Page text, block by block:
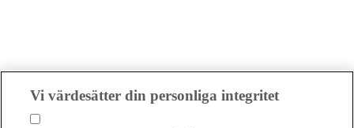
Vi värdesätter din personliga integritet